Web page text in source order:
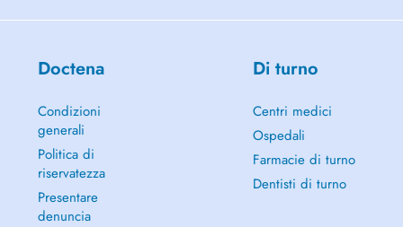
Doctena
Condizioni
generali
Politica di
riservatezza
Presentare
denuncia
Di turno
Centri medici
Ospedali
Farmacie di turno
Dentisti di turno